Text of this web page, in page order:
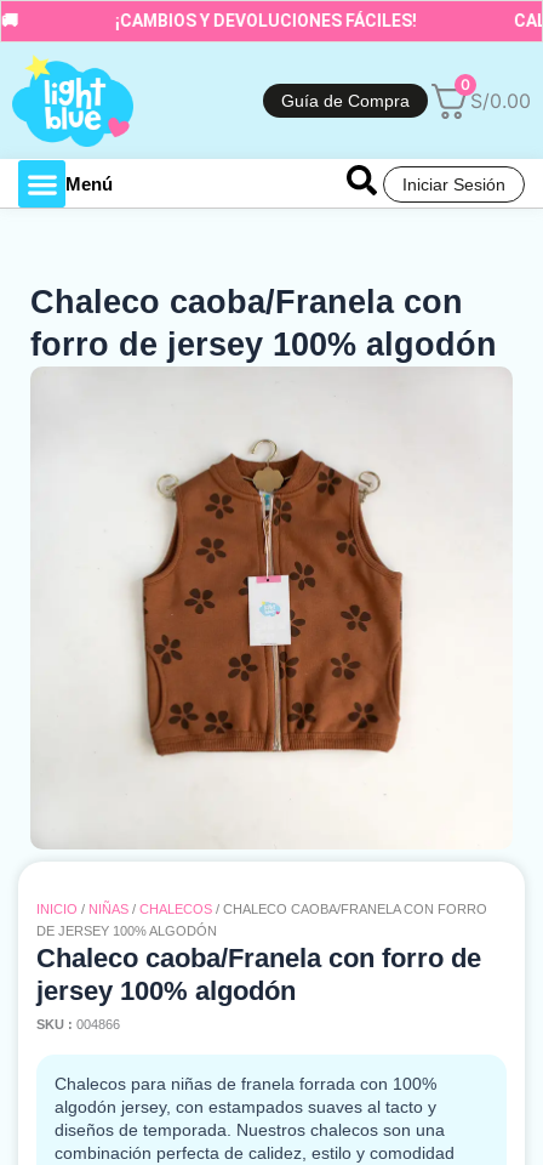
Ir
al
contenido
¡CAMBIOS Y DEVOLUCIONES FÁCILES!
Guía de Compra
0
S/0.00
Menú Iniciar Sesión
Chaleco caoba/Franela con
forro de jersey 100% algodón
INICIO / NIÑAS / CHALECOS / CHALECO CAOBA/FRANELA CON FORRO
DE JERSEY 100% ALGODÓN
Chaleco caoba/Franela con forro de
jersey 100% algodón
SKU : 004866
Chalecos para niñas de franela forrada con 100%
algodón jersey, con estampados suaves al tacto y
diseños de temporada. Nuestros chalecos son una
combinación perfecta de calidez, estilo y comodidad